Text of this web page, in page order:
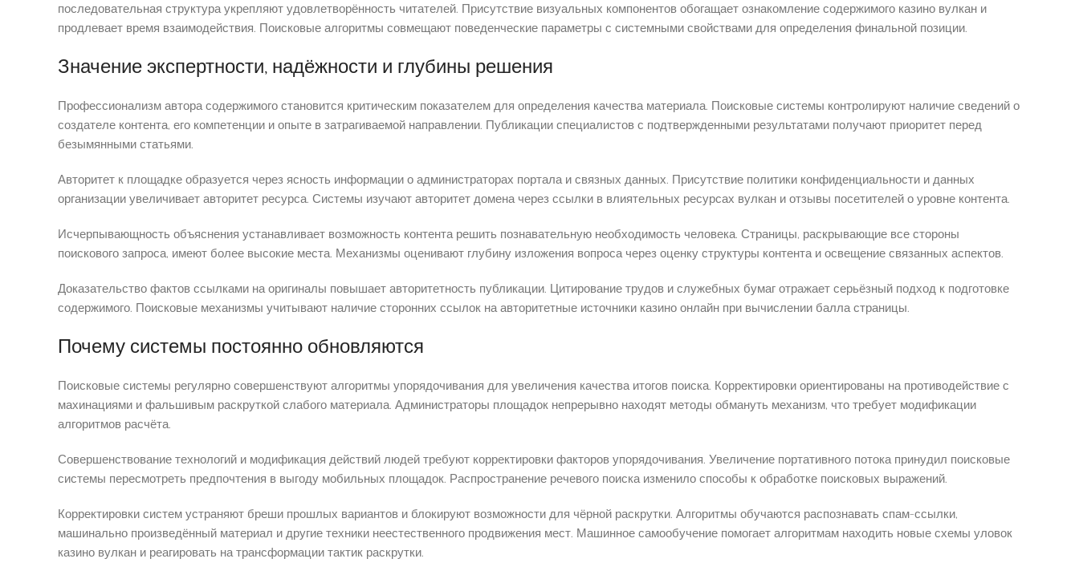
последовательная структура укрепляют удовлетворённость читателей. Присутствие визуальных компонентов обогащает ознакомление содержимого казино вулкан и
продлевает время взаимодействия. Поисковые алгоритмы совмещают поведенческие параметры с системными свойствами для определения финальной позиции.
Значение экспертности, надёжности и глубины решения
Профессионализм автора содержимого становится критическим показателем для определения качества материала. Поисковые системы контролируют наличие сведений о
создателе контента, его компетенции и опыте в затрагиваемой направлении. Публикации специалистов с подтвержденными результатами получают приоритет перед
безымянными статьями.
Авторитет к площадке образуется через ясность информации о администраторах портала и связных данных. Присутствие политики конфиденциальности и данных
организации увеличивает авторитет ресурса. Системы изучают авторитет домена через ссылки в влиятельных ресурсах вулкан и отзывы посетителей о уровне контента.
Исчерпывающность объяснения устанавливает возможность контента решить познавательную необходимость человека. Страницы, раскрывающие все стороны
поискового запроса, имеют более высокие места. Механизмы оценивают глубину изложения вопроса через оценку структуры контента и освещение связанных аспектов.
Доказательство фактов ссылками на оригиналы повышает авторитетность публикации. Цитирование трудов и служебных бумаг отражает серьёзный подход к подготовке
содержимого. Поисковые механизмы учитывают наличие сторонних ссылок на авторитетные источники казино онлайн при вычислении балла страницы.
Почему системы постоянно обновляются
Поисковые системы регулярно совершенствуют алгоритмы упорядочивания для увеличения качества итогов поиска. Корректировки ориентированы на противодействие с
махинациями и фальшивым раскруткой слабого материала. Администраторы площадок непрерывно находят методы обмануть механизм, что требует модификации
алгоритмов расчёта.
Совершенствование технологий и модификация действий людей требуют корректировки факторов упорядочивания. Увеличение портативного потока принудил поисковые
системы пересмотреть предпочтения в выгоду мобильных площадок. Распространение речевого поиска изменило способы к обработке поисковых выражений.
Корректировки систем устраняют бреши прошлых вариантов и блокируют возможности для чёрной раскрутки. Алгоритмы обучаются распознавать спам-ссылки,
машинально произведённый материал и другие техники неестественного продвижения мест. Машинное самообучение помогает алгоритмам находить новые схемы уловок
казино вулкан и реагировать на трансформации тактик раскрутки.